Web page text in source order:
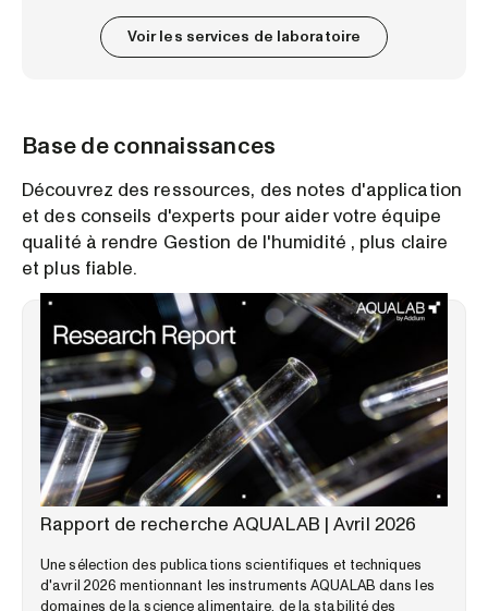
Voir les services de laboratoire
Base de connaissances
Découvrez des ressources, des notes d'application
et des conseils d'experts pour aider votre équipe
qualité à rendre Gestion de l'humidité , plus claire
et plus fiable.
PERSPECTIVES DU MARCHÉ
Rapport de recherche AQUALAB | Avril 2026
Une sélection des publications scientifiques et techniques
d'avril 2026 mentionnant les instruments AQUALAB dans les
domaines de la science alimentaire, de la stabilité des